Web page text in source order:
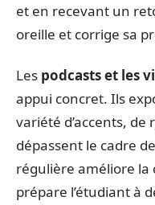
et en recevant un
oreille et corrige sa
Les podcasts et les
appui concret. Ils
variété d’accents,
dépassent le cadre
régulière améliore
prépare l’étudiant à